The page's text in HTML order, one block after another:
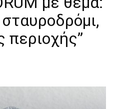
περιοχής”